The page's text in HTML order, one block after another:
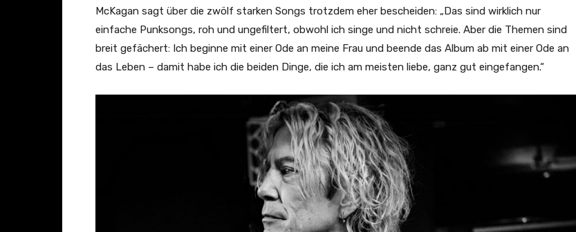
McKagan sagt über die zwölf starken Songs trotzdem eher bescheiden: „Das sind wirklich nur
einfache Punksongs, roh und ungefiltert, obwohl ich singe und nicht schreie. Aber die Themen sind
breit gefächert: Ich beginne mit einer Ode an meine Frau und beende das Album ab mit einer Ode an
das Leben – damit habe ich die beiden Dinge, die ich am meisten liebe, ganz gut eingefangen.“